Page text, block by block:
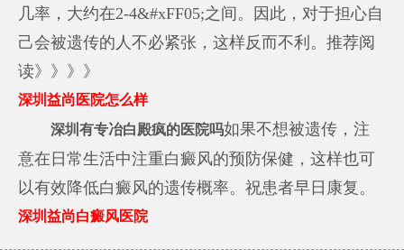
几率，大约在2-4&#xFF05;之间。因此，对于担心自
己会被遗传的人不必紧张，这样反而不利。推荐阅
读》》》》
深圳益尚医院怎么样
深圳有专冶白殿疯的医院吗如果不想被遗传，注
意在日常生活中注重白癜风的预防保健，这样也可
以有效降低白癜风的遗传概率。祝患者早日康复。
深圳益尚白癜风医院